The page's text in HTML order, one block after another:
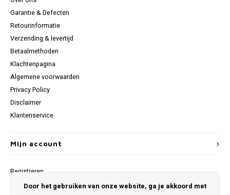
Garantie & Defecten
Retourinformatie
Verzending & levertijd
Betaalmethoden
Klachtenpagina
Algemene voorwaarden
Privacy Policy
Disclaimer
Klantenservice
Mijn account
Registreren
Mijn bestellingen
Door het gebruiken van onze website, ga je akkoord met